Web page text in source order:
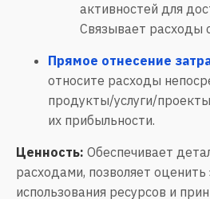
активностей для
Связывает расходы
Прямое отнесение
относите расходы
продукты/услуги/
их прибыльности.
Ценность: Обеспечивает
расходами, позволяет
использования ресурсов и